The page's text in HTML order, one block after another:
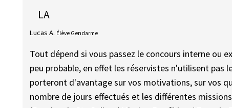
LA
Lucas A. Élève Gendarme
Tout dépend si vous passez le concours interne ou
peu probable, en effet les réservistes n'utilisent pas
porteront d'avantage sur vos motivations, sur vos
nombre de jours effectués et les différentes